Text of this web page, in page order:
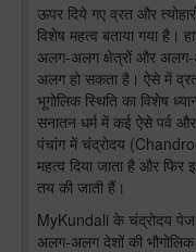
ऊपर दिये गए व्रत और
विशेष महत्व बताया गया है।
अलग-अलग क्षेत्रों और
अलग हो सकता है। ऐसे में
भूगोलिक स्थिति का विशेष
सनातन धर्म में कई ऐसे पर्व
पंचांग में चंद्रोदय
महत्व दिया जाता है और फिर
तय की जाती हैं।
MyKundali के चंद्रोदय
अलग-अलग देशों की